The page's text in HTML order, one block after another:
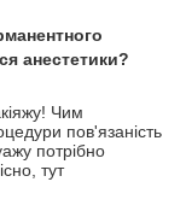
анестетики?
Чим
пов'язаність
потрібно
тут